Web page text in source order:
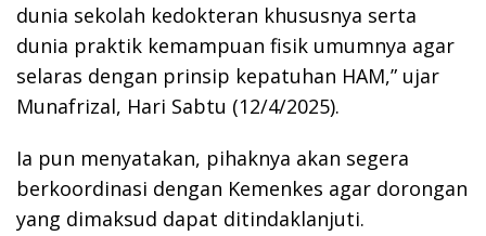
dunia sekolah kedokteran khususnya serta
dunia praktik kemampuan fisik umumnya agar
selaras dengan prinsip kepatuhan HAM,” ujar
Munafrizal, Hari Sabtu (12/4/2025).
Ia pun menyatakan, pihaknya akan segera
berkoordinasi dengan Kemenkes agar dorongan
yang dimaksud dapat ditindaklanjuti.